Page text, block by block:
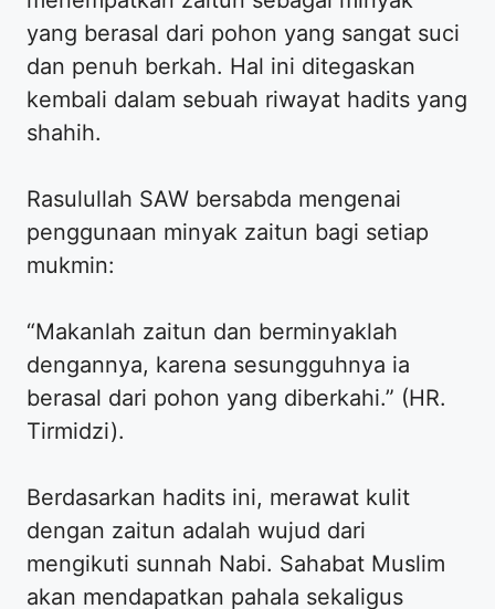
yang berasal dari pohon yang sangat suci
dan penuh berkah. Hal ini ditegaskan
kembali dalam sebuah riwayat hadits yang
shahih.
Rasulullah SAW bersabda mengenai
penggunaan minyak zaitun bagi setiap
mukmin:
“Makanlah zaitun dan berminyaklah
dengannya, karena sesungguhnya ia
berasal dari pohon yang diberkahi.” (HR.
Tirmidzi).
Berdasarkan hadits ini, merawat kulit
dengan zaitun adalah wujud dari
mengikuti sunnah Nabi. Sahabat Muslim
akan mendapatkan pahala sekaligus